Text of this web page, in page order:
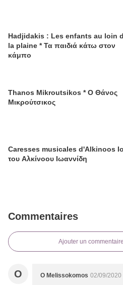
Hadjidakis : Les enfants au loin
la plaine * Τα παιδιά κάτω στον
κάμπο
Thanos Mikroutsikos * Ο Θάνος
Μικρούτσικος
Caresses musicales d'Alkinoos
του Αλκίνοου Ιωαννίδη
Commentaires
Ajouter un commentaire
O O Melissokomos 02/09/2020